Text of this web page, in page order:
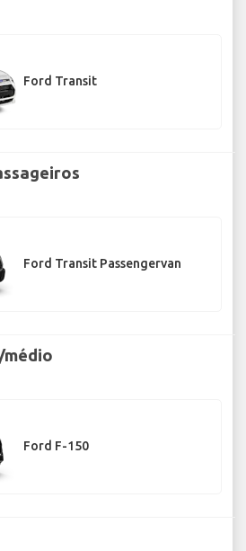
Ford Transit
Ford Transit Passengervan
médio
Ford F-150